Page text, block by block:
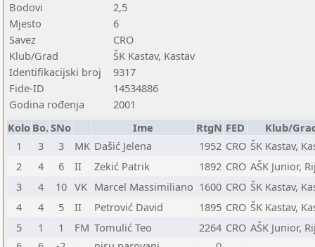
Bodovi
2,5
Mjesto
6
Savez
CRO
Klub/Grad
ŠK Kastav, Kastav
Identifikacijski broj
9317
Fide-ID
14534886
Godina rođenja
2001
Kolo Bo.SNo Ime RtgN FED
Klub/
1
3 3 MK Dašić Jelena 1952 CRO ŠK Kastav,
2
4 6 II Zekić Patrik 1892 CRO AŠK Junior,
3
4 10 VK Marcel Massimiliano 1600 CRO ŠK Kastav,
4
4 5 II Petrović David 1895 CRO ŠK Kastav,
5
1 1 FM Tomulić Teo 2264 CRO AŠK Junior,